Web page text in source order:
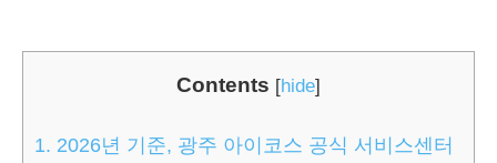
Contents [hide]
1. 2026년 기준, 광주 아이코스 공식 서비스센터